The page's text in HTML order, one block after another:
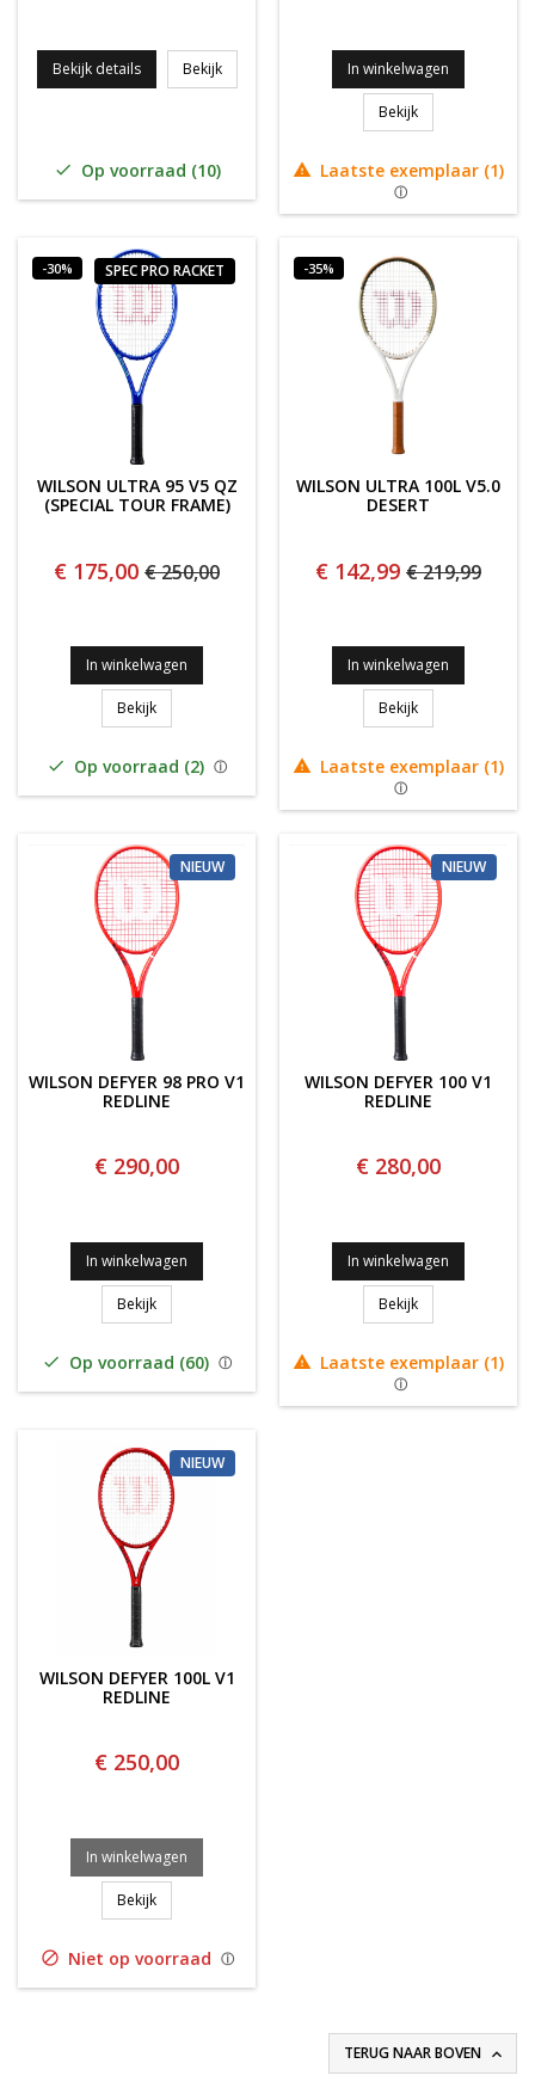
Bekijk details BekijkWilson Intrigue TOUR Clay Dames WIT/MINT
 Op voorraad (10)
In winkelwagen
BekijkWilson Ultra
 Laatste exemplaar (1)
-30% SPEC PRO RACKET
WILSON ULTRA 95 V5 QZ
(SPECIAL TOUR FRAME)
€ 175,00 € 250,00
In winkelwagen
BekijkWilson Ultra 95 V5 QZ (special tour Frame)
 Op voorraad (2)
-35%
WILSON ULTRA 100L V5.0
DESERT
€ 142,99 € 219,99
In winkelwagen
BekijkWilson Ultra 100L
 Laatste exemplaar (1)
NIEUW
WILSON DEFYER 98 PRO V1
REDLINE
€ 290,00
In winkelwagen
BekijkWILSON DEFYER 98 PRO V1 REDLINE
 Op voorraad (60)
NIEUW
WILSON DEFYER 100 V1
REDLINE
€ 280,00
In winkelwagen
BekijkWILSON DEFYER
 Laatste exemplaar (1)
NIEUW
WILSON DEFYER 100L V1
REDLINE
€ 250,00
In winkelwagen
BekijkWILSON DEFYER 100L V1 REDLINE
 Niet op voorraad
TERUG NAAR BOVEN 